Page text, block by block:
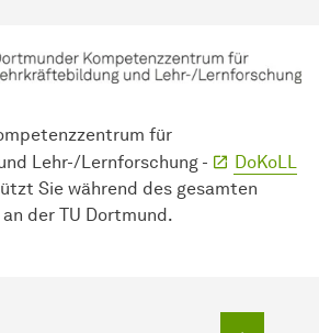
für
Lehr-/Lernforschung -
DoKoLL
Sie während des gesamten
der TU Dortmund.